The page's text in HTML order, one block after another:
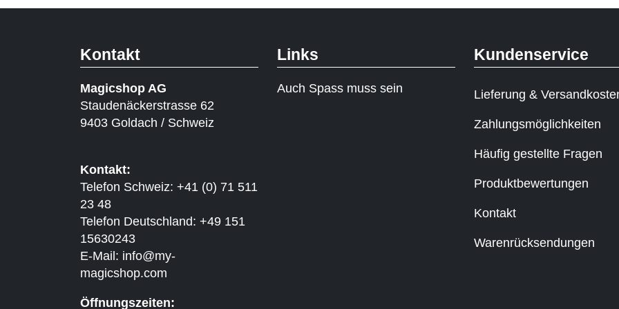
Kontakt
Magicshop AG
Staudenäckerstrasse 62
9403 Goldach / Schweiz
Kontakt:
Telefon Schweiz: +41 (0) 71 511
23 48
Telefon Deutschland: +49 151
15630243
E-Mail: info@my-
magicshop.com
Öffnungszeiten:
Links
Auch Spass muss sein
Kundenservice
Lieferung &
Zahlungsmöglichkeiten
Häufig gestellte Fragen
Produktbewertungen
Kontakt
Warenrücksendungen